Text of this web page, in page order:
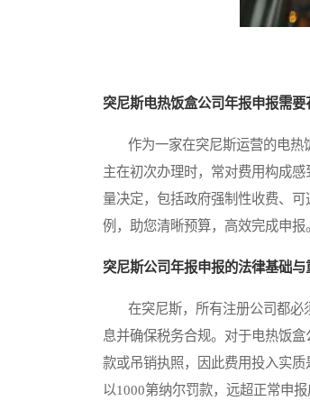
突尼斯电热饭盒公司年报申报需要
作为一家在突尼斯运营的电热
主在初次办理时，常对费用构成
量决定，包括政府强制性收费、
例，助您清晰预算，高效完成申报
突尼斯公司年报申报的法律基础与
在突尼斯，所有注册公司都必须
息并确保税务合规。对于电热饭
款或吊销执照，因此费用投入实
以1000第纳尔罚款，远超正常申报